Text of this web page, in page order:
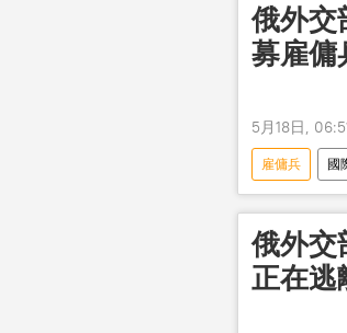
俄外交
募雇傭
5月18日,
雇傭兵 國
俄外交
正在逃